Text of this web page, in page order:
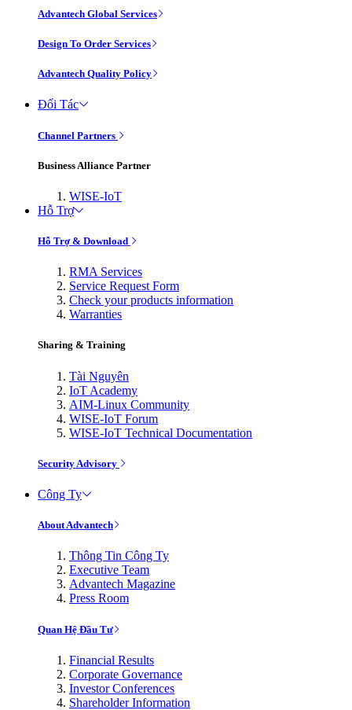
Advantech Global Services
Design To Order Services
Advantech Quality Policy
Đối Tác
Channel Partners
Business Alliance Partner
WISE-IoT
Hỗ Trợ
Hỗ Trợ & Download
RMA Services
Service Request Form
Check your products information
Warranties
Sharing & Training
Tài Nguyên
IoT Academy
AIM-Linux Community
WISE-IoT Forum
WISE-IoT Technical Documentation
Security Advisory
Công Ty
About Advantech
Thông Tin Công Ty
Executive Team
Advantech Magazine
Press Room
Quan Hệ Đầu Tư
Financial Results
Corporate Governance
Investor Conferences
Shareholder Information